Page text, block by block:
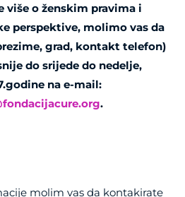
više o ženskim pravima i
perspektive, molimo vas da
grad, kontakt telefon)
do srijede do nedelje,
na e-mail:
.
molim vas da kontakirate